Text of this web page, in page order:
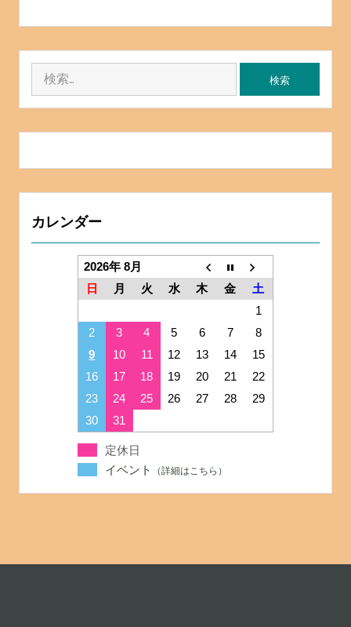
カレンダー
2026年 8月
日
月 火 水 木 金
土
1
2
3 4 5 6 7
8
9
10 11 12 13 14
15
16
17 18 19 20 21
22
23
24 25 26 27 28
29
30
31
定休日
イベント